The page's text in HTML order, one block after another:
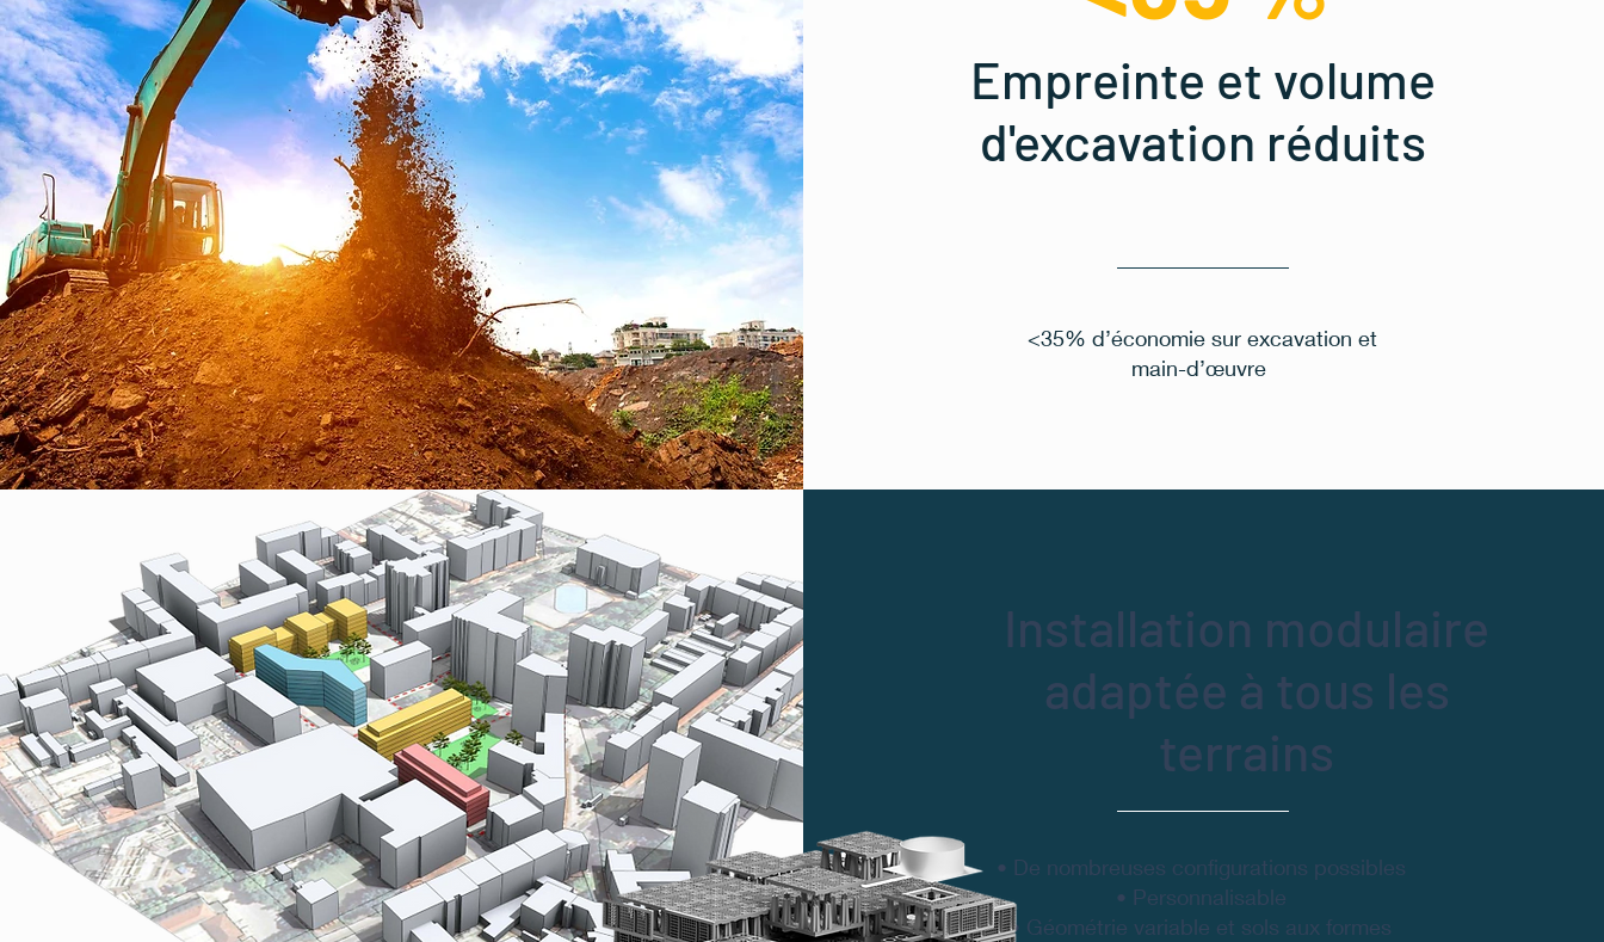
Empreinte et volume
d'excavation réduits
<35% d’économie sur excavation et
main-d’œuvre
Installation modulaire
adaptée à tous les
terrains
• De nombreuses configurations possibles
• Personnalisable
• Géométrie variable et sols aux formes